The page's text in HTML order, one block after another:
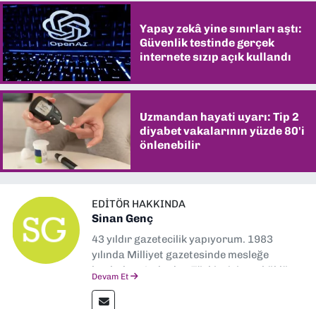
Yapay zekâ yine sınırları aştı:
Güvenlik testinde gerçek
internete sızıp açık kullandı
Uzmandan hayati uyarı: Tip 2
diyabet vakalarının yüzde 80'i
önlenebilir
EDITÖR HAKKINDA
Sinan Genç
43 yıldır gazetecilik yapıyorum. 1983
yılında Milliyet gazetesinde mesleğe
başladım. Ardından Türkiye’nin en köklü
muhabir, editör, müdür yardımcısı ve spor
Devam Et